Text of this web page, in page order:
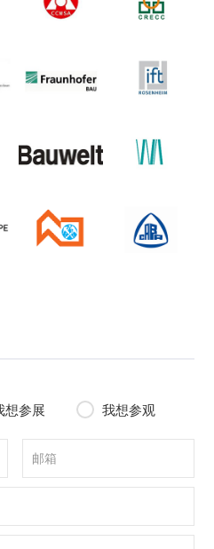
想参展 我想参观